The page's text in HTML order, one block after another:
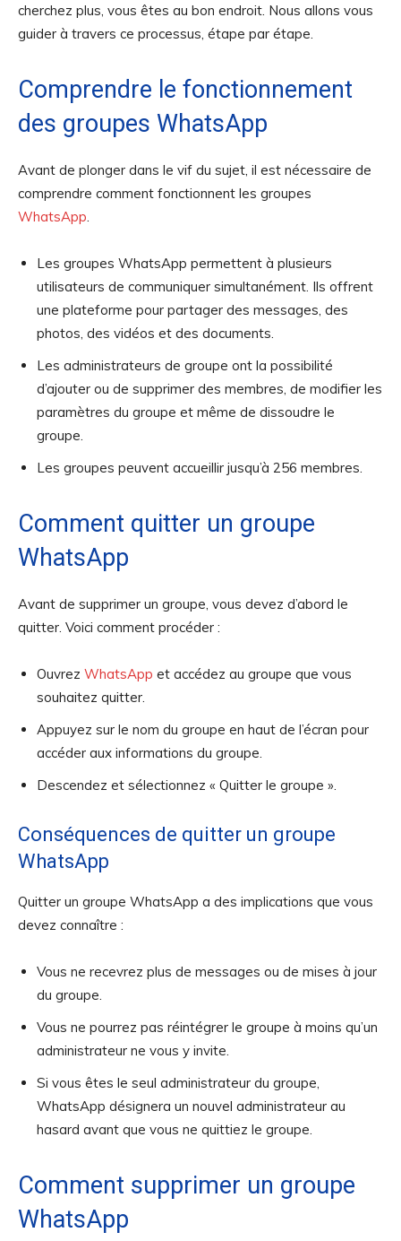
cherchez plus, vous êtes au bon endroit. Nous allons vous
guider à travers ce processus, étape par étape.
Comprendre le fonctionnement
des groupes WhatsApp
Avant de plonger dans le vif du sujet, il est nécessaire de
comprendre comment fonctionnent les groupes
WhatsApp.
Les groupes WhatsApp permettent à plusieurs
utilisateurs de communiquer simultanément. Ils offrent
une plateforme pour partager des messages, des
photos, des vidéos et des documents.
Les administrateurs de groupe ont la possibilité
d’ajouter ou de supprimer des membres, de modifier les
paramètres du groupe et même de dissoudre le
groupe.
Les groupes peuvent accueillir jusqu’à 256 membres.
Comment quitter un groupe
WhatsApp
Avant de supprimer un groupe, vous devez d’abord le
quitter. Voici comment procéder :
Ouvrez WhatsApp et accédez au groupe que vous
souhaitez quitter.
Appuyez sur le nom du groupe en haut de l’écran pour
accéder aux informations du groupe.
Descendez et sélectionnez « Quitter le groupe ».
Conséquences de quitter un groupe
WhatsApp
Quitter un groupe WhatsApp a des implications que vous
devez connaître :
Vous ne recevrez plus de messages ou de mises à jour
du groupe.
Vous ne pourrez pas réintégrer le groupe à moins qu’un
administrateur ne vous y invite.
Si vous êtes le seul administrateur du groupe,
WhatsApp désignera un nouvel administrateur au
hasard avant que vous ne quittiez le groupe.
Comment supprimer un groupe
WhatsApp